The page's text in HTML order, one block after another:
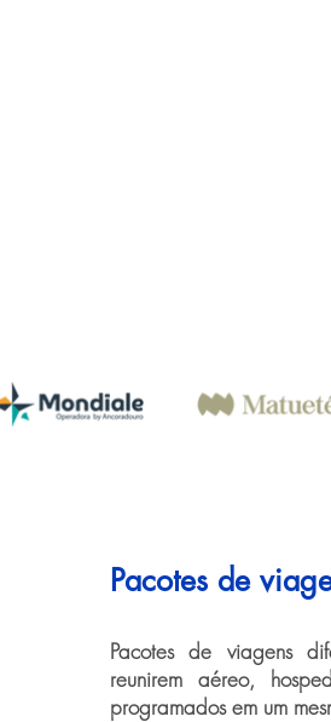
Pacotes de
Pacotes de viagens
reunirem aéreo,
programados em um